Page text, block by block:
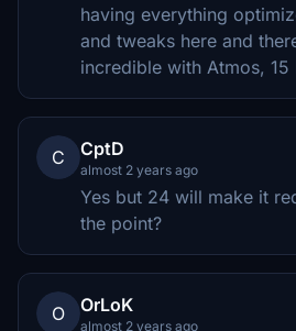
having everything
and tweaks here and
incredible with Atmos,
C CptD
almost 2 years ago
Yes but 24 will make it
the point?
O OrLoK
almost 2 years ago